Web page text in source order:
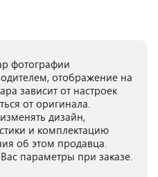
фотографии
отображение на
зависит от настроек
от оригинала.
дизайн,
и комплектацию
об этом продавца.
параметры при заказе.